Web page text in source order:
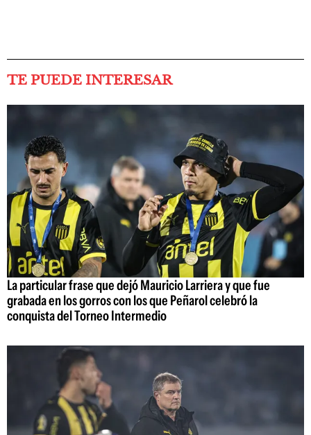
TE PUEDE INTERESAR
La particular frase que dejó Mauricio Larriera y que fue
grabada en los gorros con los que Peñarol celebró la
conquista del Torneo Intermedio